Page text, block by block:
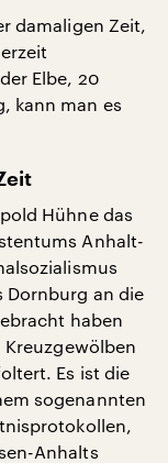
damaligen Zeit,
Elbe, 20
kann man es
Hühne das
Anhalt-
Dornburg an die
haben
Es ist die
sogenannten
Anhalts